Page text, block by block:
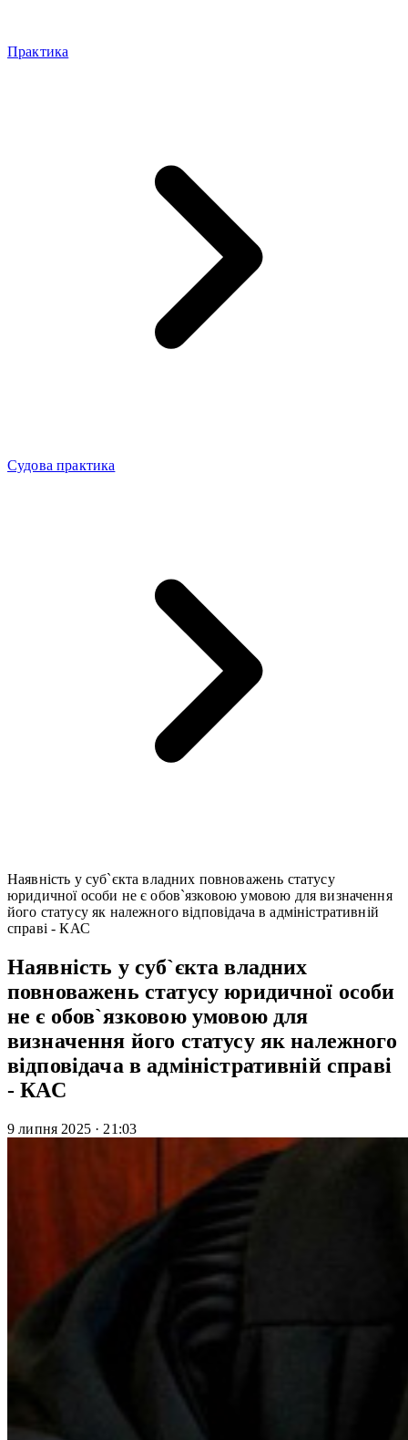
Практика
Судова практика
Наявність у суб`єкта владних повноважень статусу
юридичної особи не є обов`язковою умовою для визначення
його статусу як належного відповідача в адміністративній
справі - КАС
Наявність у суб`єкта владних
повноважень статусу юридичної особи
не є обов`язковою умовою для
визначення його статусу як належного
відповідача в адміністративній справі
- КАС
9 липня 2025 · 21:03